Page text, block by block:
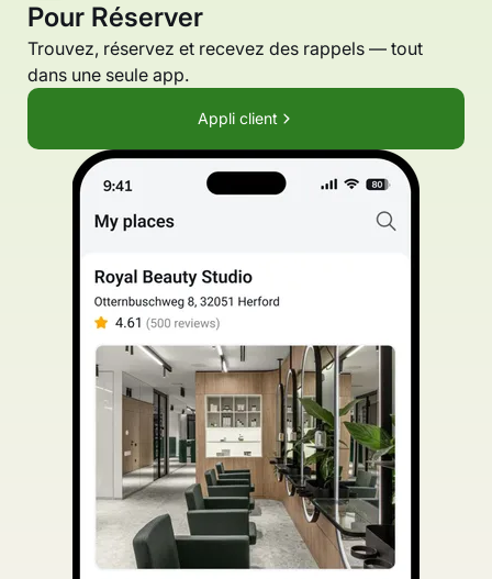
Pour Réserver
Trouvez, réservez et recevez des rappels — tout
dans une seule app.
Appli client